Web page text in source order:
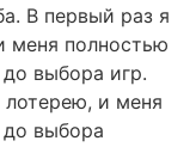
В первый раз я
меня полностью
выбора игр.
лотерею, и меня
выбора